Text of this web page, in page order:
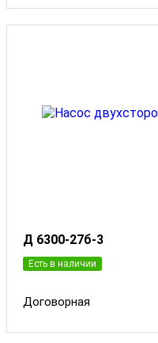
Д 6300-27б-3
Есть в наличии
Договорная